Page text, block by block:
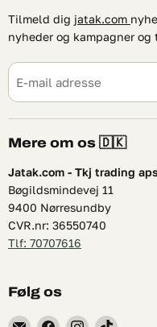
Tilmeld dig jatak.com
nyheder og kampagner og
E-mail adresse
Mere om os 🇩🇰
Jatak.com - Tkj trading
Bøgildsmindevej 11
9400 Nørresundby
CVR.nr: 36550740
Tlf: 70707616
Følg os
Find Find Find Find